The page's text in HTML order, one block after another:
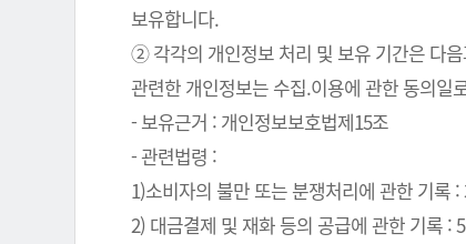
보유합니다.
② 각각의 개인정보 처리 및 보유 기간은 다
관련한 개인정보는 수집.이용에 관한 동의일
- 보유근거 : 개인정보보호법제15조
- 관련법령 :
1)소비자의 불만 또는 분쟁처리에 관한 기록 :
2) 대금결제 및 재화 등의 공급에 관한 기록 :